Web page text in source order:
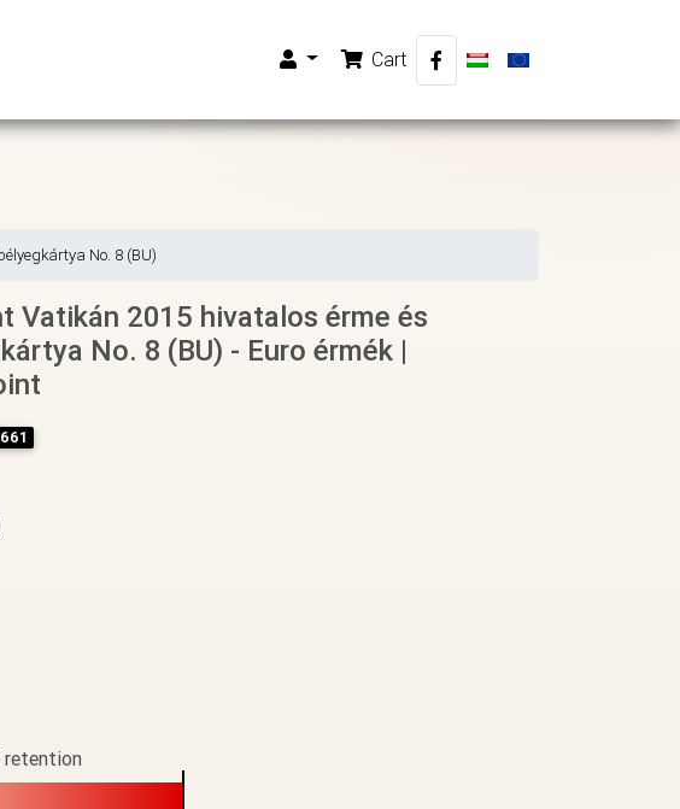
Cart
No. 8 (BU)
Vatikán 2015 hivatalos érme és
No. 8 (BU) - Euro érmék |
retention